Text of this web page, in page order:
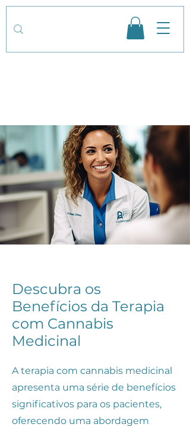
Descubra os
Benefícios da Terapia
com Cannabis
Medicinal
A terapia com cannabis medicinal
apresenta uma série de benefícios
significativos para os pacientes,
oferecendo uma abordagem